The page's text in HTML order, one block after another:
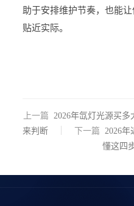
助于安排维护节奏，也能
贴近实际。
上一篇 2026年氙灯光源买
来判断
下一篇
2026
懂这四